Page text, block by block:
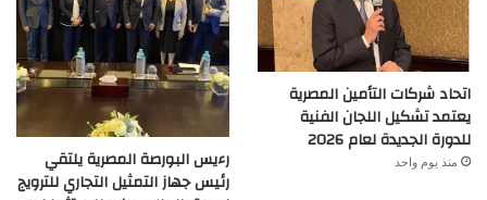
اتحاد شركات التأمين المصرية
يعتمد تشكيل اللجان الفنية
للدورة الجديدة لعام 2026
منذ يوم واحد
رءيس البورصة المصرية يلتقي
رئيس جهاز التمثيل التجاري للترويج